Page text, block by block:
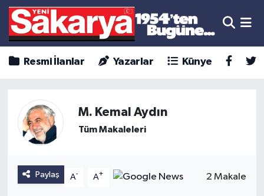
Resmi İlanlar Yazarlar Künye
M. Kemal Aydın
Tüm Makaleleri
Paylaş A- A+ 2 Makale